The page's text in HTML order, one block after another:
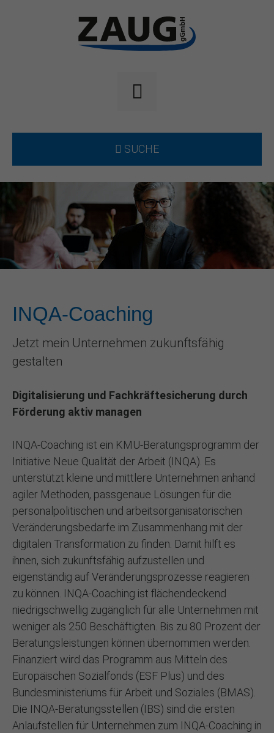
SUCHE
INQA-Coaching
Jetzt mein Unternehmen zukunftsfähig
gestalten
Digitalisierung und Fachkräftesicherung durch
Förderung aktiv managen
INQA-Coaching ist ein KMU-Beratungsprogramm der
Initiative Neue Qualität der Arbeit (INQA). Es
unterstützt kleine und mittlere Unternehmen anhand
agiler Methoden, passgenaue Lösungen für die
personalpolitischen und arbeitsorganisatorischen
Veränderungsbedarfe im Zusammenhang mit der
digitalen Transformation zu finden. Damit hilft es
ihnen, sich zukunftsfähig aufzustellen und
eigenständig auf Veränderungsprozesse reagieren
zu können. INQA-Coaching ist flächendeckend
niedrigschwellig zugänglich für alle Unternehmen mit
weniger als 250 Beschäftigten. Bis zu 80 Prozent der
Beratungsleistungen können übernommen werden.
Finanziert wird das Programm aus Mitteln des
Europäischen Sozialfonds (ESF Plus) und des
Bundesministeriums für Arbeit und Soziales (BMAS).
Die INQA-Beratungsstellen (IBS) sind die ersten
Anlaufstellen für Unternehmen zum INQA-Coaching in